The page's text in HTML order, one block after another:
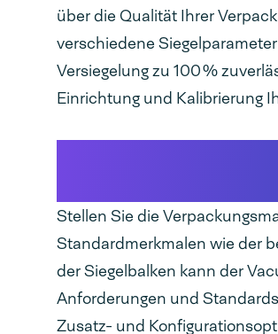
über die Qualität Ihrer
verschiedene
Versiegelung zu 100 %
Einrichtung und Kalibrierung
Stellen Sie die
Standardmerkmalen wie der
der Siegelbalken kann der
Anforderungen und
Zusatz- und